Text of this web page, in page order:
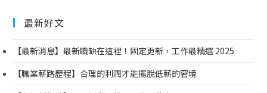
最新好文
【最新消息】最新職缺在這裡！固定更新，工作最精選 2025
【職業薪路歷程】合理的利潤才能擺脫低薪的窘境